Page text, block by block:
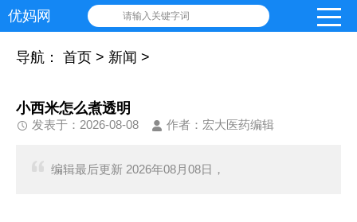
优妈网 请输入关键字词
导航： 首页 > 新闻 >
小西米怎么煮透明
发表于：2026-08-08 作者：宏大医药编辑
编辑最后更新 2026年08月08日，